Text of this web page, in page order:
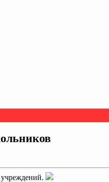
учреждений.